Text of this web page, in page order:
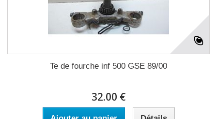
Te de fourche inf 500 GSE 89/00
32.00 €